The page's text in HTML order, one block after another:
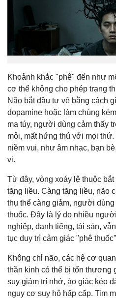
Khoảnh khắc "phê" đến như
cơ thể không cho phép trạng
Não bắt đầu tự vệ bằng cách
dopamine hoặc làm chúng
ma túy, người dùng cảm thấy
mỏi, mất hứng thú với mọi
niềm vui, như âm nhạc, bạn
vị.
Từ đây, vòng xoáy lệ thuộc
tăng liều. Càng tăng liều, não
thụ thể càng giảm, người
thuốc. Đây là lý do nhiều
nghiệp, danh tiếng, tài sản,
tục duy trì cảm giác "phê
Không chỉ não, các hệ cơ
thần kinh có thể bị tổn thương
suy giảm trí nhớ, ảo giác kéo
nguy cơ suy hô hấp cấp. Tim